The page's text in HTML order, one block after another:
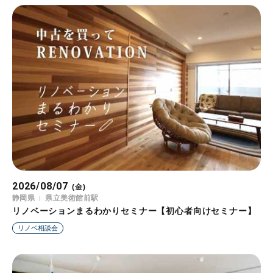
2026/08/07 (金)
静岡県
県立美術館前駅
リノベーションまるわかりセミナー【初心者向けセミナー】
リノベ相談会
2026/08/08 (土)
兵庫県
青木駅
リノベーションまるわかりセミナー【初心者向けセミナー】
リノベ相談会
2026/08/09 (日)
大阪府
リノベーションまるわかりセミナー【初心者向けセミナー】
リノベ相談会
2026/08/10 (月)
静岡県
県立美術館前駅
リノベーションまるわかりセミナー【初心者向けセミナー】
リノベ相談会
2026/08/11 (火)
埼玉県
上尾
リノベーションまるわかりセミナー【初心者向けセミナー】
リノベ相談会
2026/08/12 (水)
大阪府
知らないと損する住宅ローンの話【住宅ローンセミナー 】
ローンセミナー
2026/08/13 (木)
静岡県
県立美術館前駅
リノベーションまるわかりセミナー【初心者向けセミナー】
リノベ相談会